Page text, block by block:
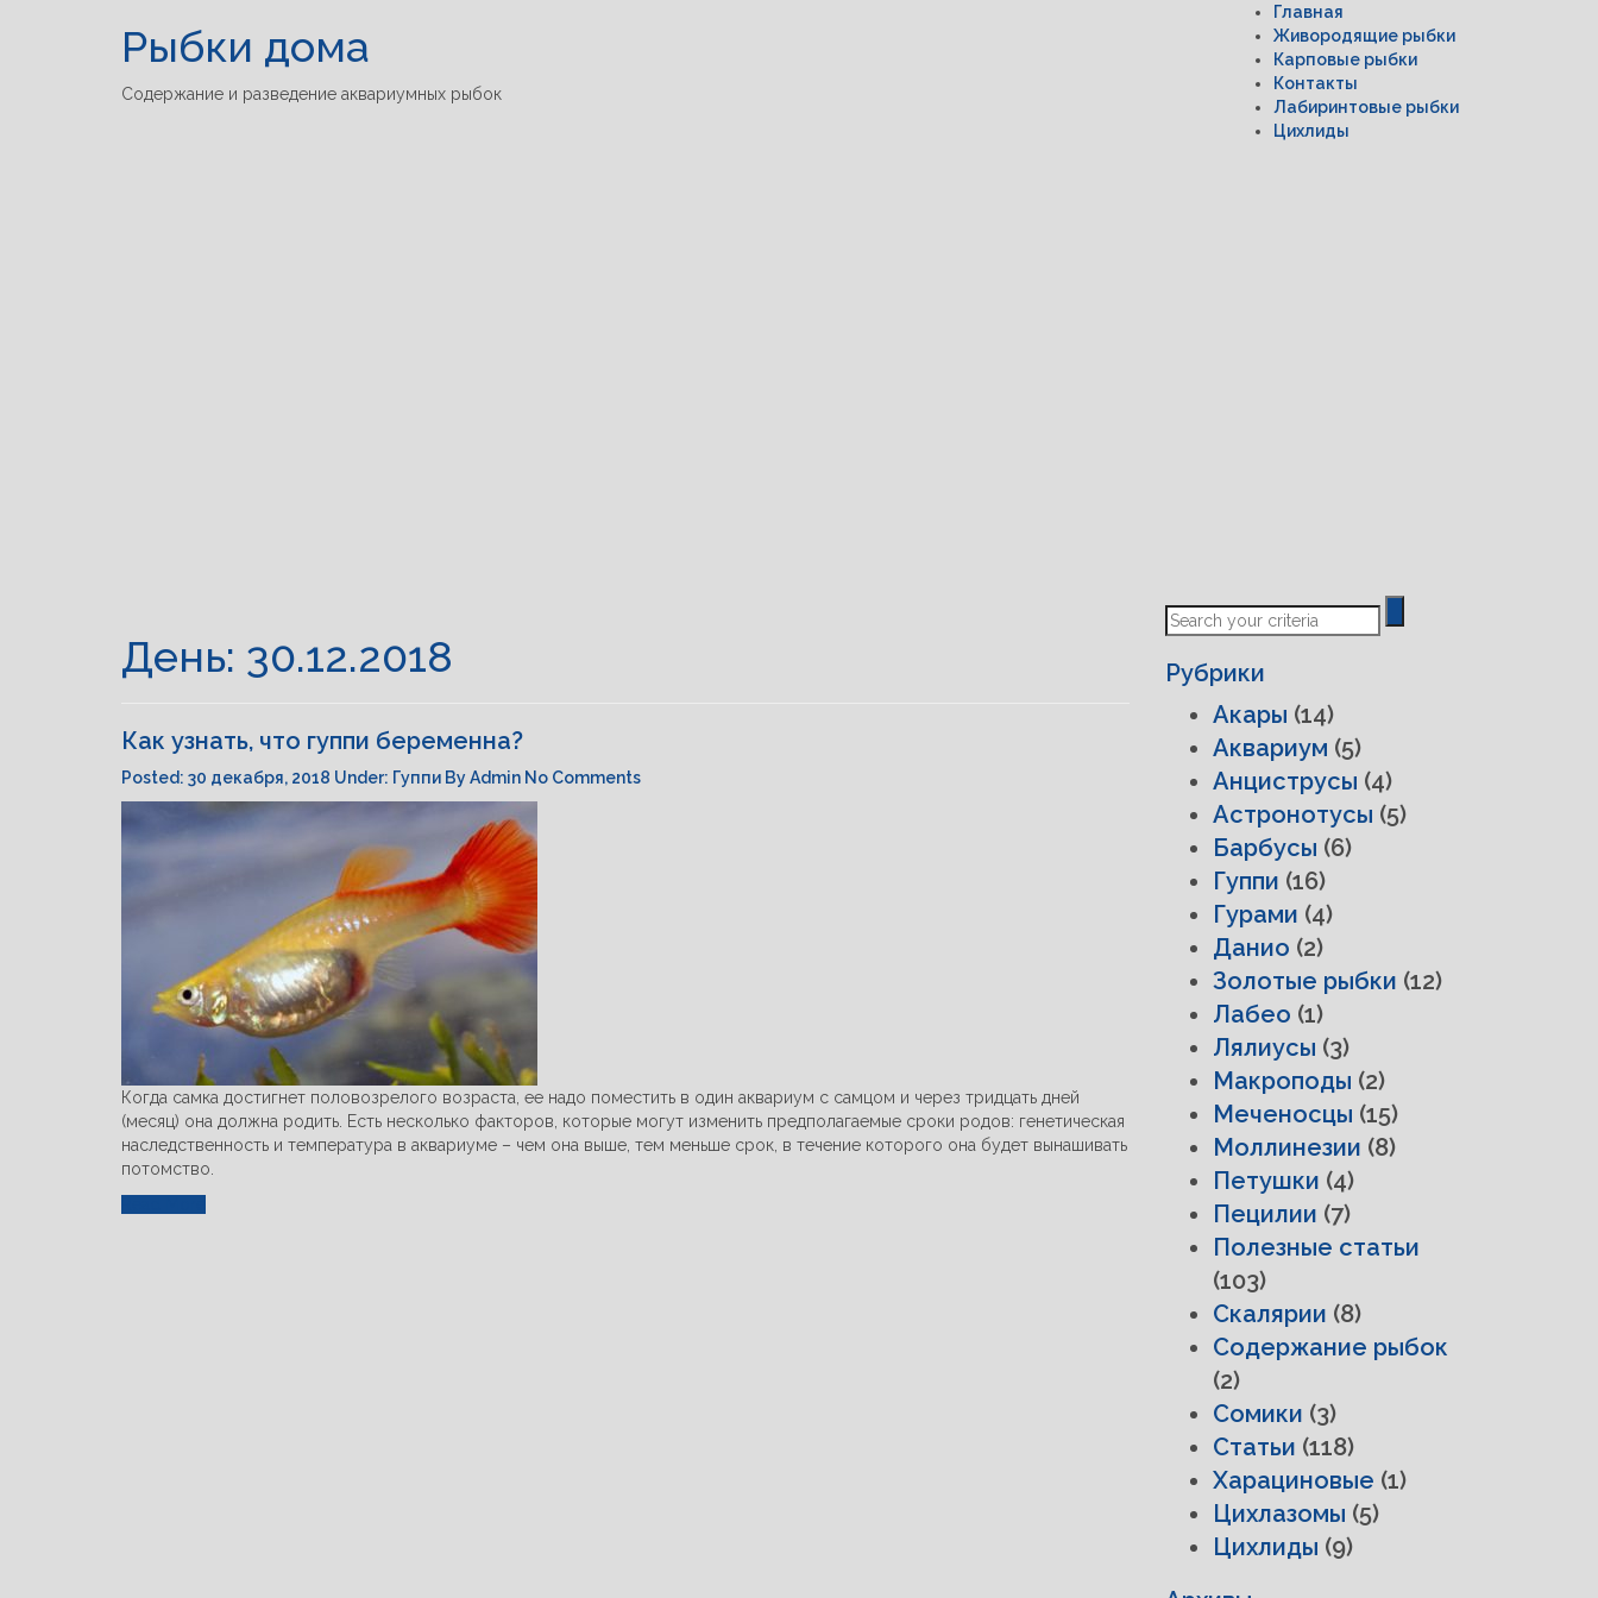
Рыбки дома
Содержание и разведение аквариумных рыбок
Главная
Живородящие рыбки
Карповые рыбки
Контакты
Лабиринтовые рыбки
Цихлиды
День: 30.12.2018
Как узнать, что гуппи беременна?
Posted: 30 декабря, 2018 Under: Гуппи ByAdmin No Comments
Когда самка достигнет половозрелого возраста, ее надо поместить в один аквариум с самцом и через тридцать дней
(месяц) она должна родить. Есть несколько факторов, которые могут изменить предполагаемые сроки родов: генетическая
наследственность и температура в аквариуме – чем она выше, тем меньше срок, в течение которого она будет вынашивать
потомство.
Рубрики
Акары (14)
Аквариум (5)
Анциструсы (4)
Астронотусы (5)
Барбусы (6)
Гуппи (16)
Гурами (4)
Данио (2)
Золотые рыбки (12)
Лабео (1)
Лялиусы (3)
Макроподы (2)
Меченосцы (15)
Моллинезии (8)
Петушки (4)
Пецилии (7)
Полезные статьи
(103)
Скалярии (8)
Содержание рыбок
(2)
Сомики (3)
Статьи (118)
Харациновые (1)
Цихлазомы (5)
Цихлиды (9)